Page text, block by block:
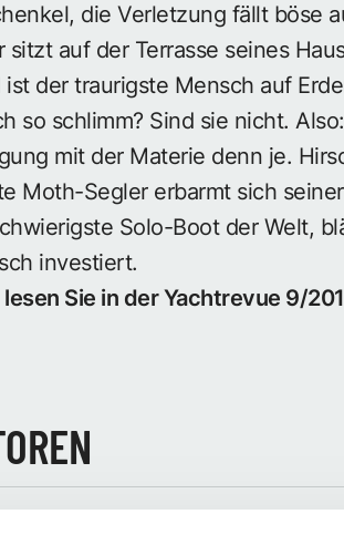
die Verletzung fällt böse
auf der Terrasse seines
der traurigste Mensch auf
so schlimm? Sind sie nicht.
mit der Materie denn je.
Moth-Segler erbarmt sich
Solo-Boot der Welt,
investiert.
Sie in der Yachtrevue 9/